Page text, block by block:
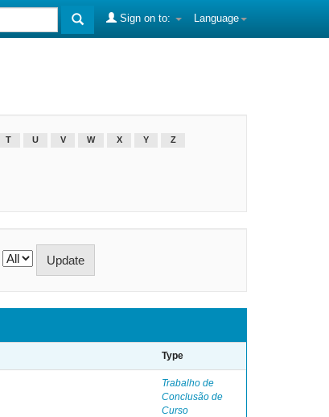
Language
Sign on to:
T U V W X Y Z
Type
Trabalho de
Conclusão de
Curso